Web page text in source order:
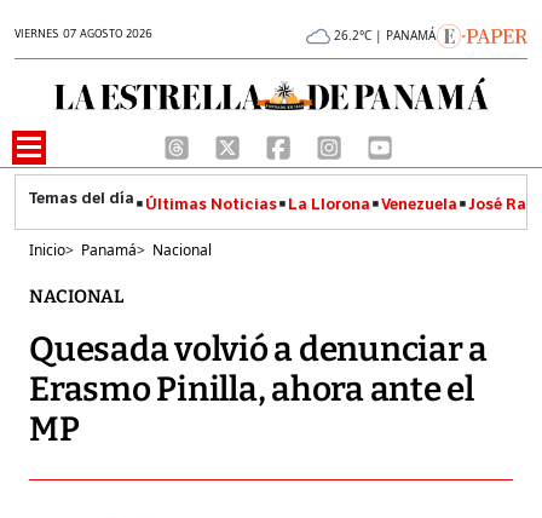
VIERNES 07 AGOSTO 2026 26.2°C | PANAMÁ
Últimas Noticias La Llorona Venezuela José
Inicio> Panamá> Nacional
NACIONAL
Quesada volvió a denunciar a
Erasmo Pinilla, ahora ante el
MP